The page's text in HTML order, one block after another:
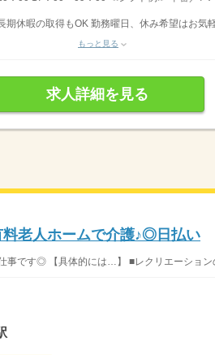
休暇の取得もOK 勤務曜日、休み希望はお気
もっと見る
求人詳細を見る
老人ホームで介護♪◎日払い
事です◎ 【具体的には…】 ■レクリエーション